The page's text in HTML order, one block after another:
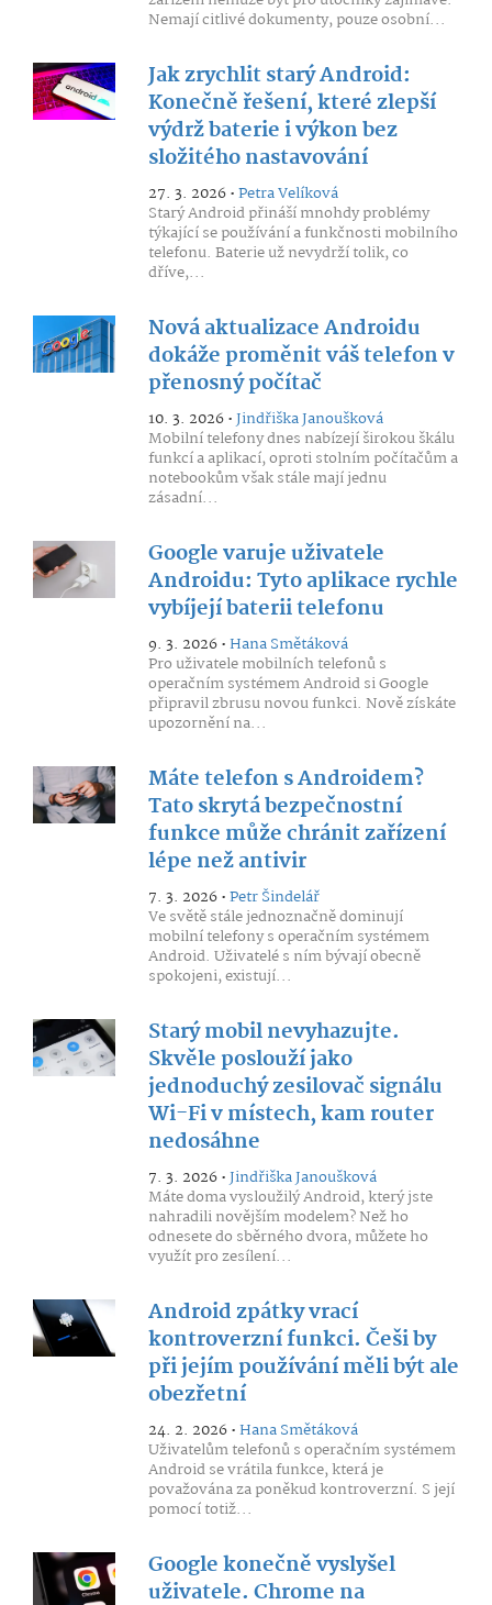
Nemají citlivé dokumenty, pouze osobní...
Jak zrychlit starý Android:
Konečně řešení, které zlepší
výdrž baterie i výkon bez
složitého nastavování
27. 3. 2026 •Petra Velíková
Starý Android přináší mnohdy problémy
týkající se používání a funkčnosti mobilního
telefonu. Baterie už nevydrží tolik, co
dříve,...
Nová aktualizace Androidu
dokáže proměnit váš telefon v
přenosný počítač
10. 3. 2026 •Jindřiška Janoušková
Mobilní telefony dnes nabízejí širokou škálu
funkcí a aplikací, oproti stolním počítačům a
notebookům však stále mají jednu
zásadní...
Google varuje uživatele
Androidu: Tyto aplikace rychle
vybíjejí baterii telefonu
9. 3. 2026 •Hana Smětáková
Pro uživatele mobilních telefonů s
operačním systémem Android si Google
připravil zbrusu novou funkci. Nově získáte
upozornění na...
Máte telefon s Androidem?
Tato skrytá bezpečnostní
funkce může chránit zařízení
lépe než antivir
7. 3. 2026 •Petr Šindelář
Ve světě stále jednoznačně dominují
mobilní telefony s operačním systémem
Android. Uživatelé s ním bývají obecně
spokojeni, existují...
Starý mobil nevyhazujte.
Skvěle poslouží jako
jednoduchý zesilovač signálu
Wi-Fi v místech, kam router
nedosáhne
7. 3. 2026 •Jindřiška Janoušková
Máte doma vysloužilý Android, který jste
nahradili novějším modelem? Než ho
odnesete do sběrného dvora, můžete ho
využít pro zesílení...
Android zpátky vrací
kontroverzní funkci. Češi by
při jejím používání měli být ale
obezřetní
24. 2. 2026 •Hana Smětáková
Uživatelům telefonů s operačním systémem
Android se vrátila funkce, která je
považována za poněkud kontroverzní. S její
pomocí totiž...
Google konečně vyslyšel
uživatele. Chrome na